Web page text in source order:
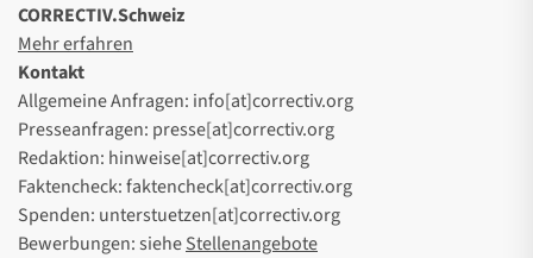
CORRECTIV.Schweiz
Mehr erfahren
Kontakt
Allgemeine Anfragen: info[at]correctiv.org
Presseanfragen: presse[at]correctiv.org
Redaktion: hinweise[at]correctiv.org
Faktencheck: faktencheck[at]correctiv.org
Spenden: unterstuetzen[at]correctiv.org
Bewerbungen: sieheStellenangebote